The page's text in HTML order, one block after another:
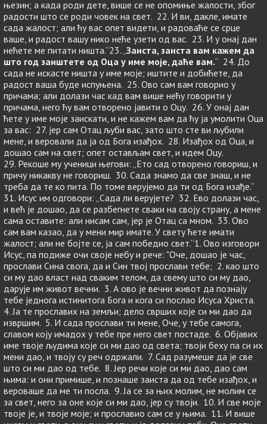
њезин; а када роди дете, више се не опомиње жалости, због
радости што се роди човек на свет. 22. И ви, дакле, имате
сада жалост; али ћу вас опет видети, и радоваће се срце
ваше, и радост вашу нико неће узети од вас. 23. И у онај дан
нећете ме питати ништа.“23. „Заиста, заиста вам кажем да
што год заиштете од Оца у име моје, даће вам.“ 24. До
сада не искасте ништа у име моје; иштите и добићете, да
радост ваша буде испуњена. 25. Ово сам вам говорио у
причама; али долази час кад вам више нећу говорити у
причама, него ћу вам отворено јавити о Оцу. 26. У онај дан
ћете у име моје заискати, и не кажем вам да ћу ја умолити Оца
за вас: 27. јер сам Отац љуби вас, зато што сте ви љубили
мене, и веровали да ја од Бога изађох. 28. Изађох од Оца, и
дошао сам на свет; опет остављам свет, и идем Оцу.
29. Рекоше му ученици његови: „Ето сад отворено говориш, и
причу никакву не говориш. 30. Сада знамо да све знаш, и не
треба да те ко пита. По томе верујемо да ти од Бога изађе.“
31. Исус им одговори: „Сада ли верујете? 32. Ево долази час,
и већ је дошао, да се разбегнете сваки на своју страну, а мене
сама оставите: али нисам сам, јер је Отац са мном. 33. Ово
сам вам казао, да у мени мир имате. У свету ћете имати
жалост; али не бојте се, ја сам победио свет.“1. Ово изговори
Исус, па подиже очи своје небу и рече: "Оче, дошао је час,
прослави Сина свога, да и Син твој прослави тебе; 2. као што
си му дао власт над сваким телом, да свему што си му дао,
дарује им живот вечни. 3. А ово је вечни живот да познају
тебе једнога истинитога Бога и кога си послао Исуса Христа.
4. Ја те прославих на земљи; дело сврших које си ми дао да
извршим. 5. И сада прослави ти мене, Оче, у тебе самога,
славом коју имадох у тебе пре него свет постаде. 6. Објавих
име твоје људима које си ми дао од света; твоји беху па си их
мени дао, и твоју су реч одржали. 7. Сад разумеше да је све
што си ми дао од тебе. 8. Јер речи које си ми дао, дао сам
њима: и они примише, и познаше заиста да од тебе изађох, и
вероваше да ме ти посла. 9. Ја се за њих молим, не молим се
за свет, него за оне које си ми дао, јер су твоји. 10. И све моје
твоје је, и твоје моје; и прославио сам се у њима. 11. И више